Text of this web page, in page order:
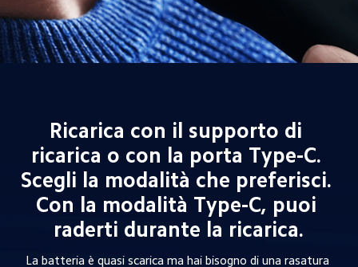
Ricarica con il supporto di
ricarica o con la porta Type-C.
Scegli la modalità che preferisci.
Con la modalità Type-C, puoi
raderti durante la ricarica.
La batteria è quasi scarica ma hai bisogno di una rasatura